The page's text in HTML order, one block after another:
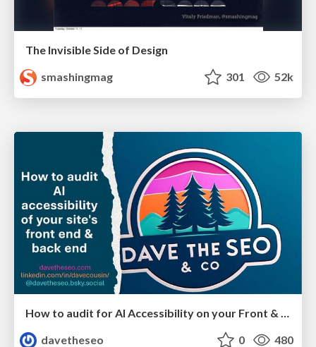
The Invisible Side of Design
smashingmag
301 52k
davetheseo
0 480